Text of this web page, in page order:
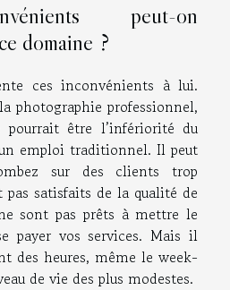
peut-on
domaine ?
ces inconvénients à lui.
photographie professionnel,
pourrait être l’infériorité du
emploi traditionnel. Il peut
sur des clients trop
satisfaits de la qualité de
sont pas prêts à mettre le
payer vos services. Mais il
des heures, même le week-
de vie des plus modestes.